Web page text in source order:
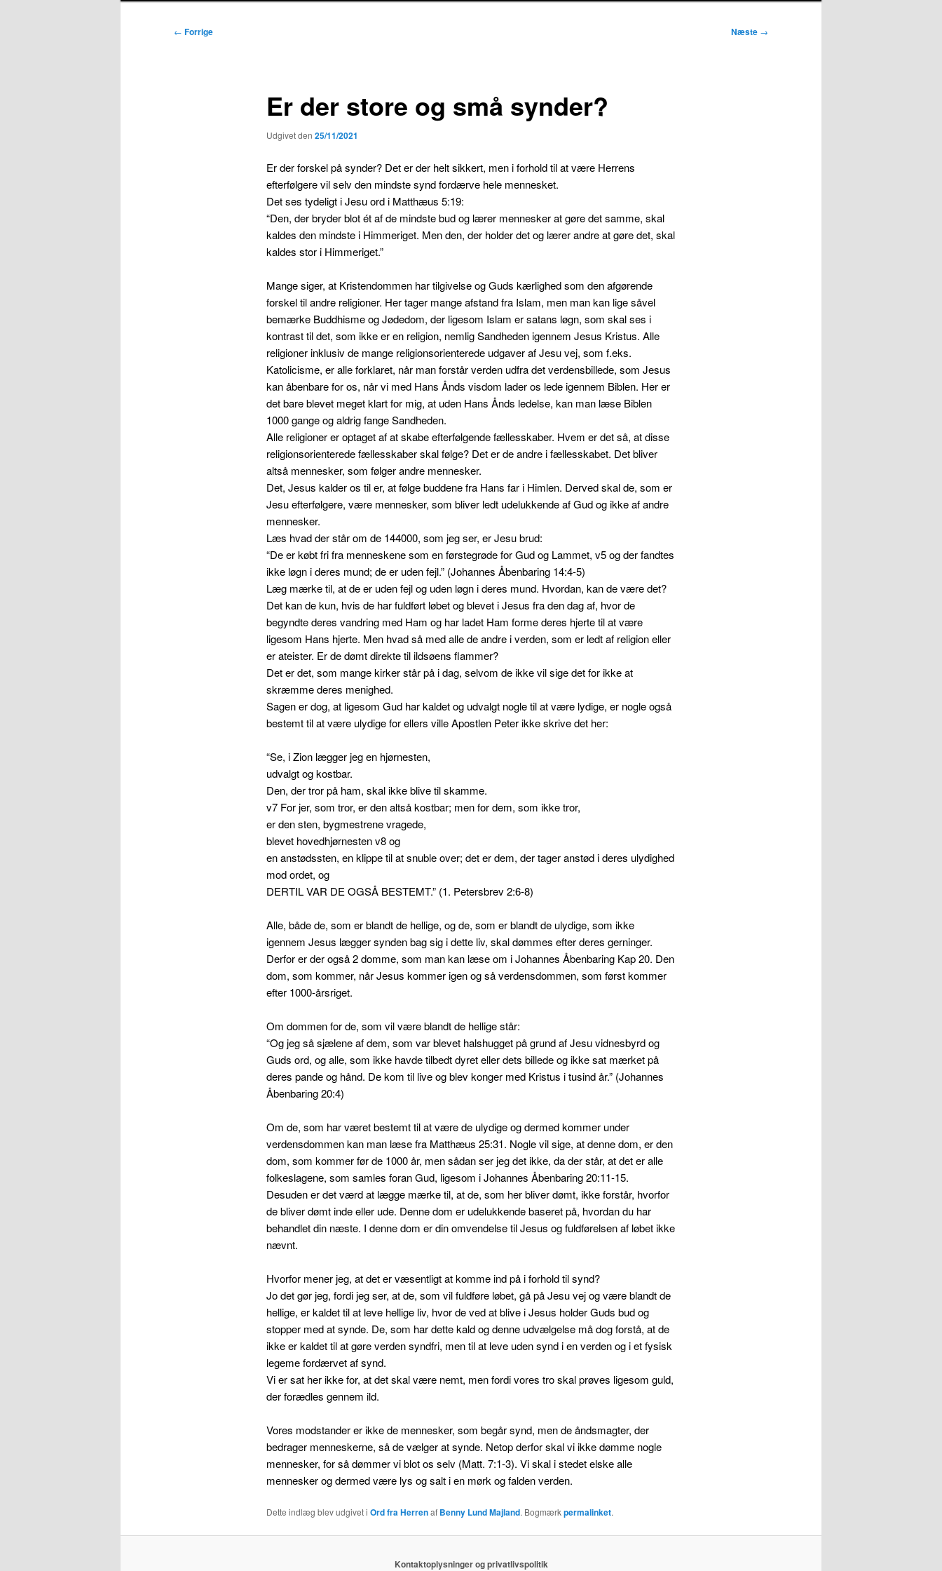
Indlægsnavigation
← Forrige Næste →
Er der store og små synder?
Udgivet den 25/11/2021
Er der forskel på synder? Det er der helt sikkert, men i forhold til at være Herrens
efterfølgere vil selv den mindste synd fordærve hele mennesket.
Det ses tydeligt i Jesu ord i Matthæus 5:19:
“Den, der bryder blot ét af de mindste bud og lærer mennesker at gøre det samme, skal
kaldes den mindste i Himmeriget. Men den, der holder det og lærer andre at gøre det, skal
kaldes stor i Himmeriget.”
Mange siger, at Kristendommen har tilgivelse og Guds kærlighed som den afgørende
forskel til andre religioner. Her tager mange afstand fra Islam, men man kan lige såvel
bemærke Buddhisme og Jødedom, der ligesom Islam er satans løgn, som skal ses i
kontrast til det, som ikke er en religion, nemlig Sandheden igennem Jesus Kristus. Alle
religioner inklusiv de mange religionsorienterede udgaver af Jesu vej, som f.eks.
Katolicisme, er alle forklaret, når man forstår verden udfra det verdensbillede, som Jesus
kan åbenbare for os, når vi med Hans Ånds visdom lader os lede igennem Biblen. Her er
det bare blevet meget klart for mig, at uden Hans Ånds ledelse, kan man læse Biblen
1000 gange og aldrig fange Sandheden.
Alle religioner er optaget af at skabe efterfølgende fællesskaber. Hvem er det så, at disse
religionsorienterede fællesskaber skal følge? Det er de andre i fællesskabet. Det bliver
altså mennesker, som følger andre mennesker.
Det, Jesus kalder os til er, at følge buddene fra Hans far i Himlen. Derved skal de, som er
Jesu efterfølgere, være mennesker, som bliver ledt udelukkende af Gud og ikke af andre
mennesker.
Læs hvad der står om de 144000, som jeg ser, er Jesu brud:
“De er købt fri fra menneskene som en førstegrøde for Gud og Lammet, v5 og der fandtes
ikke løgn i deres mund; de er uden fejl.” (Johannes Åbenbaring 14:4-5)
Læg mærke til, at de er uden fejl og uden løgn i deres mund. Hvordan, kan de være det?
Det kan de kun, hvis de har fuldført løbet og blevet i Jesus fra den dag af, hvor de
begyndte deres vandring med Ham og har ladet Ham forme deres hjerte til at være
ligesom Hans hjerte. Men hvad så med alle de andre i verden, som er ledt af religion eller
er ateister. Er de dømt direkte til ildsøens flammer?
Det er det, som mange kirker står på i dag, selvom de ikke vil sige det for ikke at
skræmme deres menighed.
Sagen er dog, at ligesom Gud har kaldet og udvalgt nogle til at være lydige, er nogle også
bestemt til at være ulydige for ellers ville Apostlen Peter ikke skrive det her:
“Se, i Zion lægger jeg en hjørnesten,
udvalgt og kostbar.
Den, der tror på ham, skal ikke blive til skamme.
v7 For jer, som tror, er den altså kostbar; men for dem, som ikke tror,
er den sten, bygmestrene vragede,
blevet hovedhjørnesten v8 og
en anstødssten, en klippe til at snuble over; det er dem, der tager anstød i deres ulydighed
mod ordet, og
DERTIL VAR DE OGSÅ BESTEMT.” (1. Petersbrev 2:6-8)
Alle, både de, som er blandt de hellige, og de, som er blandt de ulydige, som ikke
igennem Jesus lægger synden bag sig i dette liv, skal dømmes efter deres gerninger.
Derfor er der også 2 domme, som man kan læse om i Johannes Åbenbaring Kap 20. Den
dom, som kommer, når Jesus kommer igen og så verdensdommen, som først kommer
efter 1000-årsriget.
Om dommen for de, som vil være blandt de hellige står:
“Og jeg så sjælene af dem, som var blevet halshugget på grund af Jesu vidnesbyrd og
Guds ord, og alle, som ikke havde tilbedt dyret eller dets billede og ikke sat mærket på
deres pande og hånd. De kom til live og blev konger med Kristus i tusind år.” (Johannes
Åbenbaring 20:4)
Om de, som har været bestemt til at være de ulydige og dermed kommer under
verdensdommen kan man læse fra Matthæus 25:31. Nogle vil sige, at denne dom, er den
dom, som kommer før de 1000 år, men sådan ser jeg det ikke, da der står, at det er alle
folkeslagene, som samles foran Gud, ligesom i Johannes Åbenbaring 20:11-15.
Desuden er det værd at lægge mærke til, at de, som her bliver dømt, ikke forstår, hvorfor
de bliver dømt inde eller ude. Denne dom er udelukkende baseret på, hvordan du har
behandlet din næste. I denne dom er din omvendelse til Jesus og fuldførelsen af løbet ikke
nævnt.
Hvorfor mener jeg, at det er væsentligt at komme ind på i forhold til synd?
Jo det gør jeg, fordi jeg ser, at de, som vil fuldføre løbet, gå på Jesu vej og være blandt de
hellige, er kaldet til at leve hellige liv, hvor de ved at blive i Jesus holder Guds bud og
stopper med at synde. De, som har dette kald og denne udvælgelse må dog forstå, at de
ikke er kaldet til at gøre verden syndfri, men til at leve uden synd i en verden og i et fysisk
legeme fordærvet af synd.
Vi er sat her ikke for, at det skal være nemt, men fordi vores tro skal prøves ligesom guld,
der forædles gennem ild.
Vores modstander er ikke de mennesker, som begår synd, men de åndsmagter, der
bedrager menneskerne, så de vælger at synde. Netop derfor skal vi ikke dømme nogle
mennesker, for så dømmer vi blot os selv (Matt. 7:1-3). Vi skal i stedet elske alle
mennesker og dermed være lys og salt i en mørk og falden verden.
Dette indlæg blev udgivet i Ord fra Herrenaf Benny Lund Majland. Bogmærkpermalinket.
Kontaktoplysninger og privatlivspolitik